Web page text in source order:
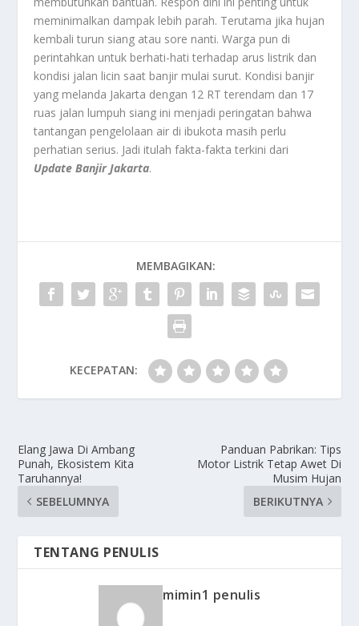
meminimalkan dampak lebih parah. Terutama jika hujan
kembali turun siang atau sore nanti. Warga pun di
perintahkan untuk berhati-hati terhadap arus listrik dan
kondisi jalan licin saat banjir mulai surut. Kondisi banjir
yang melanda Jakarta dengan 12 RT terendam dan 17
ruas jalan lumpuh siang ini menjadi peringatan bahwa
tantangan pengelolaan air di ibukota masih perlu
perhatian serius. Jadi itulah fakta-fakta terkini dari
Update Banjir Jakarta.
MEMBAGIKAN:
KECEPATAN:
Elang Jawa Di Ambang
Punah, Ekosistem Kita
Taruhannya!
SEBELUMNYA
Panduan Pabrikan: Tips
Motor Listrik Tetap Awet Di
Musim Hujan
BERIKUTNYA
TENTANG PENULIS
mimin1 penulis